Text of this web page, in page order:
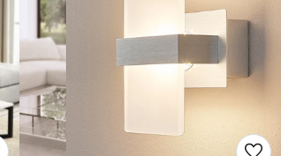
Spórolj most
*Mentes gyartok